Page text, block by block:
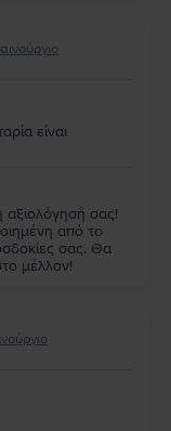
να χαρείτε τη
εμπιστοσύνη
είναι
σας!
από το
σας. Θα
μέλλον!